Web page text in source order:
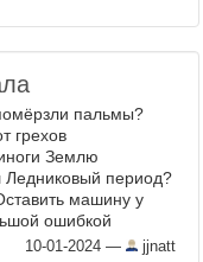
пальмы?
грехов
Землю
Ледниковый период?
машину у
ошибкой
10-01-2024 — jjnatt